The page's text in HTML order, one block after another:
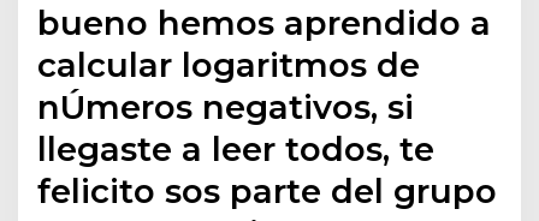
bueno hemos aprendido a
calcular logaritmos de
nÚmeros negativos, si
llegaste a leer todos, te
felicito sos parte del grupo